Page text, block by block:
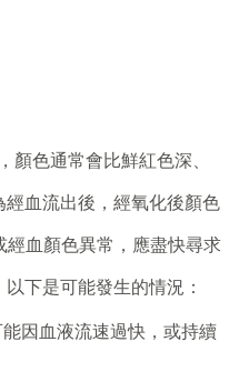
顏色通常會比鮮紅色深、
血流出後，經氧化後顏色
經血顏色異常，應盡快尋求
下是可能發生的情況：
能因血液流速過快，或持續